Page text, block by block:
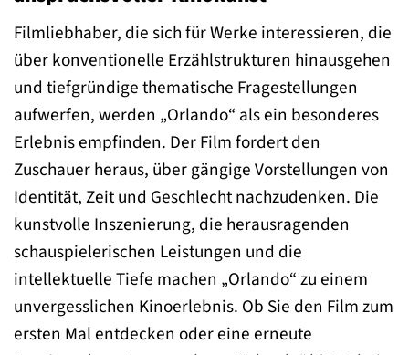
Filmliebhaber, die sich für Werke interessieren, die
über konventionelle Erzählstrukturen hinausgehen
und tiefgründige thematische Fragestellungen
aufwerfen, werden „Orlando“ als ein besonderes
Erlebnis empfinden. Der Film fordert den
Zuschauer heraus, über gängige Vorstellungen von
Identität, Zeit und Geschlecht nachzudenken. Die
kunstvolle Inszenierung, die herausragenden
schauspielerischen Leistungen und die
intellektuelle Tiefe machen „Orlando“ zu einem
unvergesslichen Kinoerlebnis. Ob Sie den Film zum
ersten Mal entdecken oder eine erneute